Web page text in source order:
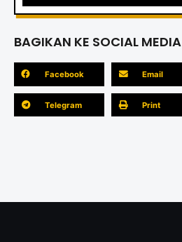
BAGIKAN KE SOCIAL MEDIA
Facebook Email
Telegram Print